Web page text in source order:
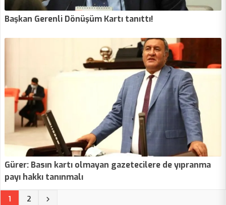
Başkan Gerenli Dönüşüm Kartı tanıttı!
Gürer: Basın kartı olmayan gazetecilere de yıpranma
payı hakkı tanınmalı
1 (current)
2